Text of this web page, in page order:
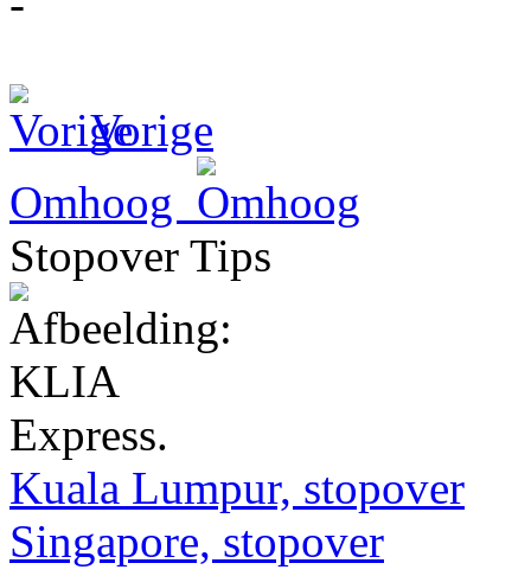
Vorige
Omhoog
Stopover Tips
Kuala Lumpur, stopover
Singapore, stopover